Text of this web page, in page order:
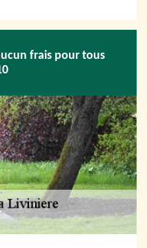
frais pour tous